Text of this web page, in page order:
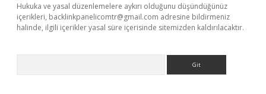
Hukuka ve yasal düzenlemelere aykırı olduğunu düşündüğünüz
içerikleri, backlinkpanelicomtr@gmail.com adresine bildirmeniz
halinde, ilgili içerikler yasal süre içerisinde sitemizden kaldırılacaktır.